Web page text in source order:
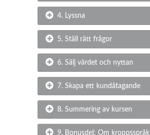
4. Lyssna
5. Ställ rätt frågor
6. Sälj värdet och nyttan
7. Skapa ett kundåtagande
8. Summering av kursen
9. Bonusdel: Om kroppsspråk